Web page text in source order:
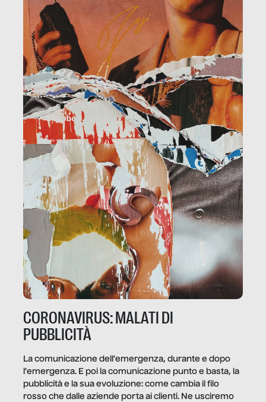
CORONAVIRUS: MALATI DI
PUBBLICITÀ
La comunicazione dell’emergenza, durante e dopo
l’emergenza. E poi la comunicazione punto e basta, la
pubblicità e la sua evoluzione: come cambia il filo
rosso che dalle aziende porta ai clienti. Ne usciremo